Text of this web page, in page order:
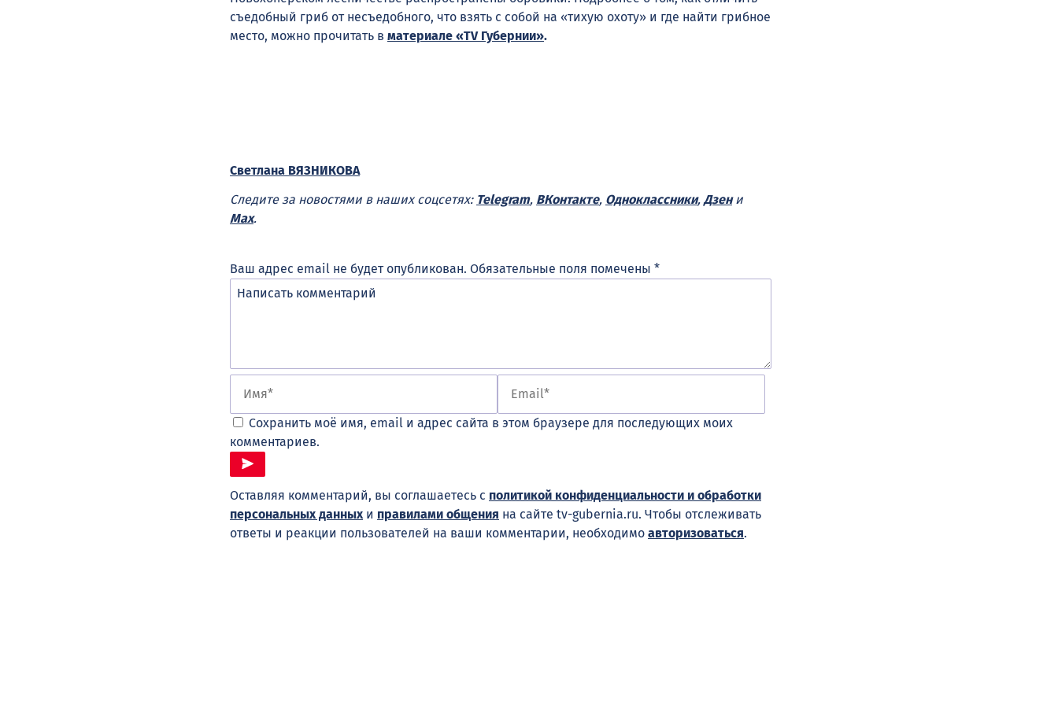
съедобный гриб от несъедобного, что взять с собой на «тихую охоту» и где найти грибное
место, можно прочитать в материале «TV Губернии».
Светлана ВЯЗНИКОВА
Следите за новостями в наших соцсетях: Telegram, ВКонтакте, Одноклассники, Дзени
Max.
Ваш адрес email не будет опубликован. Обязательные поля помечены *
Сохранить моё имя, email и адрес сайта в этом браузере для последующих моих
комментариев.
Оставляя комментарий, вы соглашаетесь с политикой конфиденциальности и обработки
персональных данныхи правилами общения на сайте tv-gubernia.ru. Чтобы отслеживать
ответы и реакции пользователей на ваши комментарии, необходимо авторизоваться.